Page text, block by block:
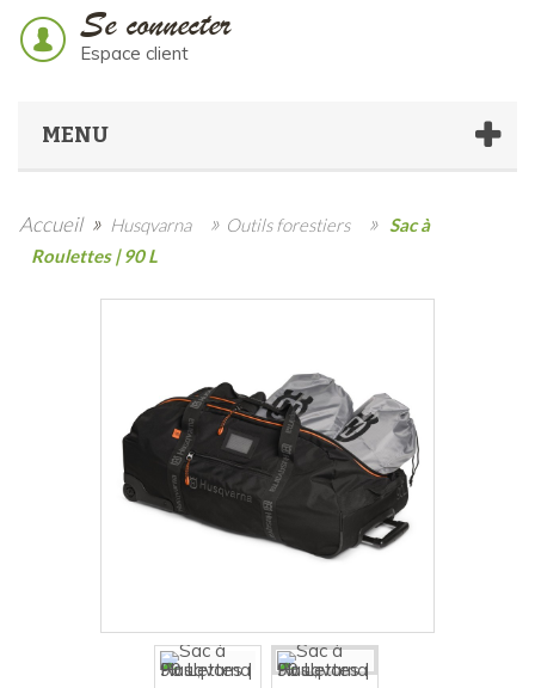
Se connecter
Espace client
MENU
Accueil » Husqvarna » Outils forestiers » Sac à
Roulettes | 90 L